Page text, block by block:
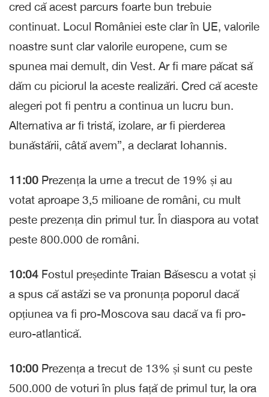
cred că acest parcurs foarte bun trebuie
continuat. Locul României este clar în UE, valorile
noastre sunt clar valorile europene, cum se
spunea mai demult, din Vest. Ar fi mare păcat să
dăm cu piciorul la aceste realizări. Cred că aceste
alegeri pot fi pentru a continua un lucru bun.
Alternativa ar fi tristă, izolare, ar fi pierderea
bunăstării, câtă avem”, a declarat Iohannis.
11:00 Prezența la urne a trecut de 19% și au
votat aproape 3,5 milioane de români, cu mult
peste prezența din primul tur. În diaspora au votat
peste 800.000 de români.
10:04 Fostul președinte Traian Băsescu a votat și
a spus că astăzi se va pronunța poporul dacă
opțiunea va fi pro-Moscova sau dacă va fi pro-
euro-atlantică.
10:00 Prezența a trecut de 13% și sunt cu peste
500.000 de voturi în plus față de primul tur, la ora